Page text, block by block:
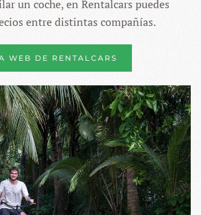
un coche, en Rentalcars puedes
entre distintas compañías.
WEB DE RENTALCARS